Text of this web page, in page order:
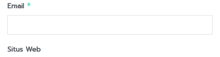
Email *
Situs Web